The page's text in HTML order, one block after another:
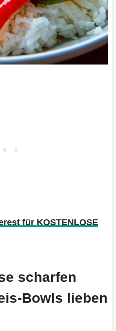
für KOSTENLOSE
scharfen
Bowls lieben